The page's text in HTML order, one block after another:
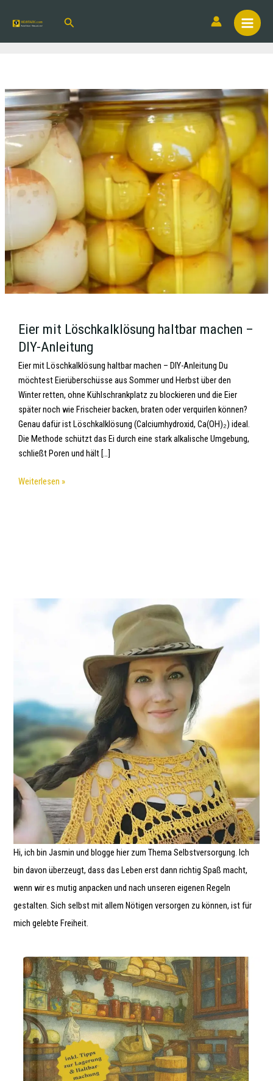
Eier mit Löschkalklösung haltbar machen –
DIY-Anleitung
Eier mit Löschkalklösung haltbar machen – DIY-Anleitung​ Du
möchtest Eierüberschüsse aus Sommer und Herbst über den
Winter retten, ohne Kühlschrankplatz zu blockieren und die Eier
später noch wie Frischeier backen, braten oder verquirlen können?
Genau dafür ist Löschkalklösung (Calciumhydroxid, Ca(OH)₂) ideal.
Die Methode schützt das Ei durch eine stark alkalische Umgebung,
schließt Poren und hält […]
Weiterlesen »
Hi, ich bin Jasmin und blogge hier zum Thema Selbstversorgung. Ich
bin davon überzeugt, dass das Leben erst dann richtig Spaß macht,
wenn wir es mutig anpacken und nach unseren eigenen Regeln
gestalten. Sich selbst mit allem Nötigen versorgen zu können, ist für
mich gelebte Freiheit.